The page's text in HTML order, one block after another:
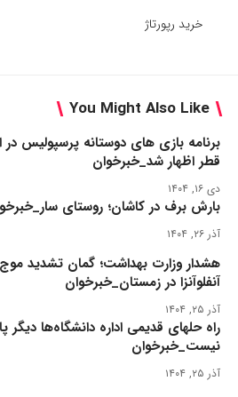
خرید رپورتاژ
You Might Also Like
برنامه بازی های دوستانه پرسپولیس در
قطر اظهار شد_خبرخوان
دی ۱۶, ۱۴۰۴
بارش برف در کاشان؛ روستای
آذر ۲۶, ۱۴۰۴
هشدار وزارت بهداشت؛ گمان تشدید موج
آنفلوآنزا در زمستان_خبرخوان
آذر ۲۵, ۱۴۰۴
راه حلهای قدیمی اداره دانشگاه‌ها دیگر
نیست_خبرخوان
آذر ۲۵, ۱۴۰۴